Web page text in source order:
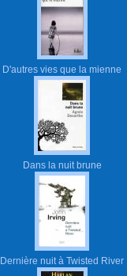
D'autres vies que la mienne
Dans la nuit brune
Dernière nuit à Twisted River